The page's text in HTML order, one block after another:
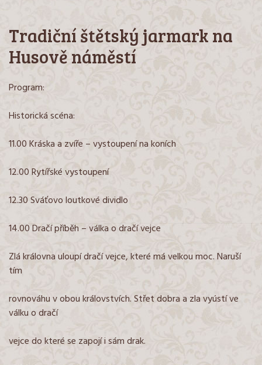
Tradiční štětský jarmark na
Husově náměstí
Program:
Historická scéna:
11.00 Kráska a zvíře – vystoupení na koních
12.00 Rytířské vystoupení
12.30 Sváťovo loutkové dividlo
14.00 Dračí příběh – válka o dračí vejce
Zlá královna uloupí dračí vejce, které má velkou moc. Naruší
tím
rovnováhu v obou královstvích. Střet dobra a zla vyústí ve
válku o dračí
vejce do které se zapojí i sám drak.